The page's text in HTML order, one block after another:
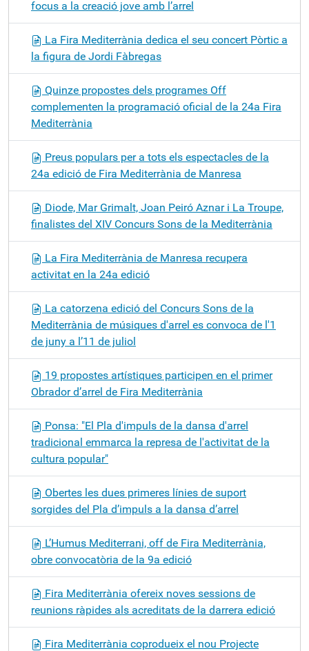
focus a la creació jove amb l’arrel
La Fira Mediterrània dedica el seu concert Pòrtic a
la figura de Jordi Fàbregas
Quinze propostes dels programes Off
complementen la programació oficial de la 24a Fira
Mediterrània
Preus populars per a tots els espectacles de la
24a edició de Fira Mediterrània de Manresa
Diode, Mar Grimalt, Joan Peiró Aznar i La Troupe,
finalistes del XIV Concurs Sons de la Mediterrània
La Fira Mediterrània de Manresa recupera
activitat en la 24a edició
La catorzena edició del Concurs Sons de la
Mediterrània de músiques d'arrel es convoca de l'1
de juny a l’11 de juliol
19 propostes artístiques participen en el primer
Obrador d’arrel de Fira Mediterrània
Ponsa: "El Pla d'impuls de la dansa d'arrel
tradicional emmarca la represa de l'activitat de la
cultura popular"
Obertes les dues primeres línies de suport
sorgides del Pla d’impuls a la dansa d’arrel
L’Humus Mediterrani, off de Fira Mediterrània,
obre convocatòria de la 9a edició
Fira Mediterrània ofereix noves sessions de
reunions ràpides als acreditats de la darrera edició
Fira Mediterrània coprodueix el nou Projecte